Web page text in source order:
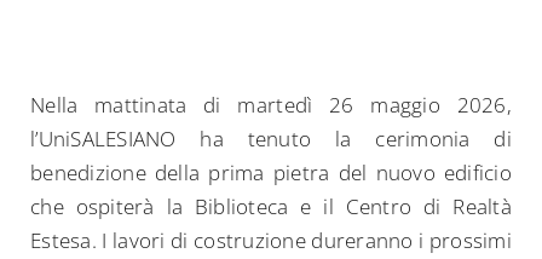
Nella mattinata di martedì 26 maggio 2026,
l’UniSALESIANO ha tenuto la cerimonia di
benedizione della prima pietra del nuovo edificio
che ospiterà la Biblioteca e il Centro di Realtà
Estesa. I lavori di costruzione dureranno i prossimi